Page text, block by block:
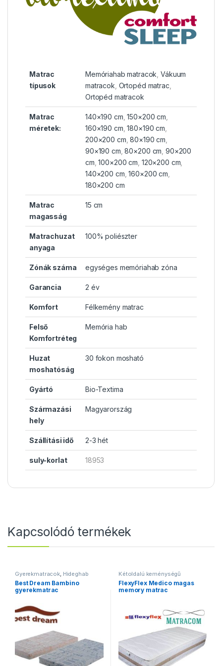
Matrac
típusok
Memóriahab matracok ,Vákuum
matracok Ortopéd matrac
Ortopéd matracok
Matrac
méretek:
140×190 cm ,150×200 cm
160×190 cm ,180×190 cm
200×200 cm ,80×190 cm
90×190 cm ,80×200 cm 90×200
cm ,100×200 cm 120×200 cm
140×200 cm ,160×200 cm
180×200 cm
Matrac
magasság
15 cm
Matrachuzat
anyaga
100% poliészter
Zónák száma egységes memóriahab zóna
Garancia 2 év
Komfort Félkemény matrac
Felső
Komfortréteg
Memória hab
Huzat
moshatóság
30 fokon mosható
Gyártó Bio-Textima
Származási
hely
Magyarország
Szállítási idő 2-3 hét
suly-korlat 18953
Kapcsolódó termékek
Gyerekmatracok, Hideghab
matracok Matracok ,
matracok,Vákuum matracok
Best Dream Bambino
gyerekmatrac
Kétoldalú keménységű
matracok Matracok
Memóriahabos matracok,
Ortopéd matracok
matracok
FlexyFlex Medico magas
memory matrac